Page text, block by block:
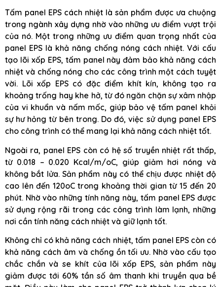
Tấm panel EPS cách nhiệt là sản phẩm được ưa chuộng
trong ngành xây dựng nhờ vào những ưu điểm vượt trội
của nó. Một trong những ưu điểm quan trọng nhất của
panel EPS là khả năng chống nóng cách nhiệt. Với cấu
tạo lõi xốp EPS, tấm panel này đảm bảo khả năng cách
nhiệt và chống nóng cho các công trình một cách tuyệt
vời. Lõi xốp EPS có đặc điểm khít kín, không tạo ra
khoảng trống hay khe hở, từ đó ngăn chặn sự xâm nhập
của vi khuẩn và nấm mốc, giúp bảo vệ tấm panel khỏi
sự hư hỏng từ bên trong. Do đó, việc sử dụng panel EPS
cho công trình có thể mang lại khả năng cách nhiệt tốt.
Ngoài ra, panel EPS còn có hệ số truyền nhiệt rất thấp,
từ 0.018 – 0.020 Kcal/m/oC, giúp giảm hơi nóng và
không bắt lửa. Sản phẩm này có thể chịu được nhiệt độ
cao lên đến 120oC trong khoảng thời gian từ 15 đến 20
phút. Nhờ vào những tính năng này, tấm panel EPS được
sử dụng rộng rãi trong các công trình làm lạnh, những
nơi cần tính năng cách nhiệt và giữ lạnh tốt.
Không chỉ có khả năng cách nhiệt, tấm panel EPS còn có
khả năng cách âm và chống ồn tối ưu. Nhờ vào cấu tạo
chắc chắn và se khít của lõi xốp EPS, sản phẩm này
giảm được tới 60% tần số âm thanh khi truyền qua bề